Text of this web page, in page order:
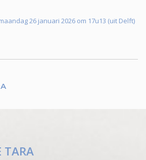
26 januari 2026 om 17u13 (uit Delft)
TARA